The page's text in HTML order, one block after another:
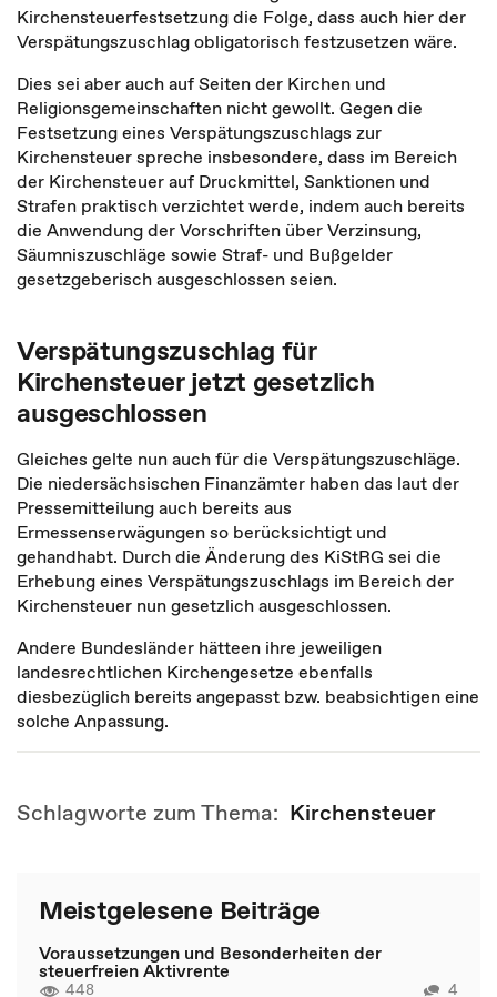
Kirchensteuerfestsetzung die Folge, dass auch hier der
Verspätungszuschlag obligatorisch festzusetzen wäre.
Dies sei aber auch auf Seiten der Kirchen und
Religionsgemeinschaften nicht gewollt. Gegen die
Festsetzung eines Verspätungszuschlags zur
Kirchensteuer spreche insbesondere, dass im Bereich
der Kirchensteuer auf Druckmittel, Sanktionen und
Strafen praktisch verzichtet werde, indem auch bereits
die Anwendung der Vorschriften über Verzinsung,
Säumniszuschläge sowie Straf- und Bußgelder
gesetzgeberisch ausgeschlossen seien.
Verspätungszuschlag für
Kirchensteuer jetzt gesetzlich
ausgeschlossen
Gleiches gelte nun auch für die Verspätungszuschläge.
Die niedersächsischen Finanzämter haben das laut der
Pressemitteilung auch bereits aus
Ermessenserwägungen so berücksichtigt und
gehandhabt. Durch die Änderung des KiStRG sei die
Erhebung eines Verspätungszuschlags im Bereich der
Kirchensteuer nun gesetzlich ausgeschlossen.
Andere Bundesländer hätteen ihre jeweiligen
landesrechtlichen Kirchengesetze ebenfalls
diesbezüglich bereits angepasst bzw. beabsichtigen eine
solche Anpassung.
Schlagworte zum Thema: Kirchensteuer
Meistgelesene Beiträge
Voraussetzungen und Besonderheiten der
steuerfreien Aktivrente
448 4